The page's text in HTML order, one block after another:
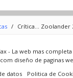
/ Crítica... Zoolander
- La web mas
diseño de paginas
datos Politica de